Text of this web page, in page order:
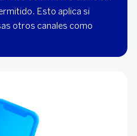
Esto aplica si
otros canales como